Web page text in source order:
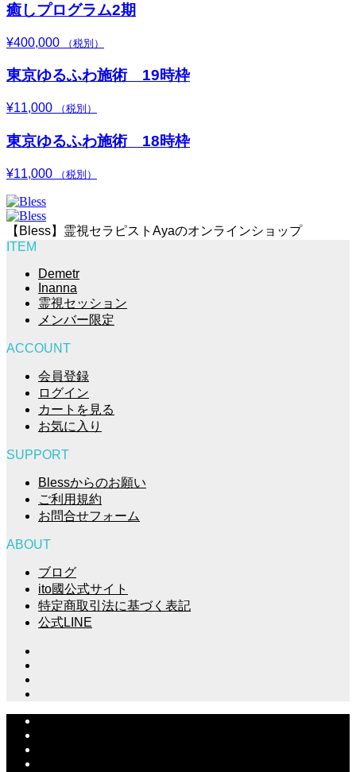
癒しプログラム2期
¥400,000 （税別）
東京ゆるふわ施術 19時枠
¥11,000 （税別）
東京ゆるふわ施術 18時枠
¥11,000 （税別）
【Bless】霊視セラピストAyaのオンラインショップ
ITEM
Demetr
Inanna
霊視セッション
メンバー限定
ACCOUNT
会員登録
ログイン
カートを見る
お気に入り
SUPPORT
Blessからのお願い
ご利用規約
お問合せフォーム
ABOUT
ブログ
ito國公式サイト
特定商取引法に基づく表記
公式LINE